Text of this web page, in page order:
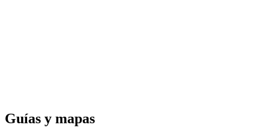
Guías y mapas